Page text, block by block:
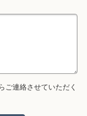
ご連絡させていただく